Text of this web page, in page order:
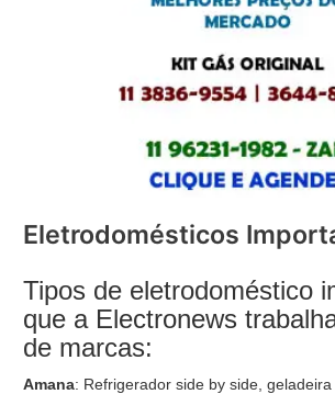
Eletrodomésticos
Tipos de eletrodoméstico
que a Electronews
de marcas:
Amana: Refrigerador side by side, geladeira